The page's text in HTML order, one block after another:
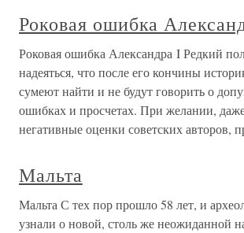
Роковая ошибка
Роковая ошибка Александра I Редкий
надеяться, что после его кончины
сумеют найти и не будут говорить о
ошибках и просчетах. При желании,
негативные оценки советских авторов,
Мальта
Мальта С тех пор прошло 58 лет, и
узнали о новой, столь же неожиданной